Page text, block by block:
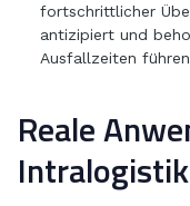
fortschrittlicher
antizipiert und
Ausfallzeiten
Reale